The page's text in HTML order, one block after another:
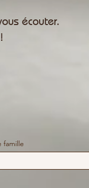
écouter.
famille